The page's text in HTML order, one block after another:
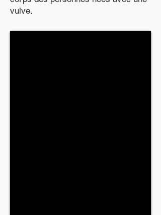
vulve.